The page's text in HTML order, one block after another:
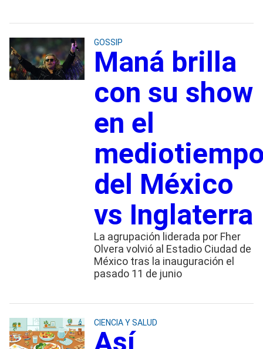
GOSSIP
Maná brilla
con su show
en el
del México
vs Inglaterra
La agrupación liderada por Fher
Olvera volvió al Estadio Ciudad de
México tras la inauguración el
pasado 11 de junio
CIENCIA Y SALUD
Así